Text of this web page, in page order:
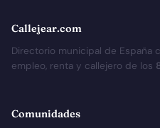
Callejear.com
Directorio municipal de España
empleo, renta y callejero de los
Comunidades